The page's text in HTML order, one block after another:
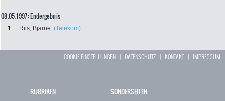
08.05.1997: Endergebnis
1. Riis, Bjarne (Telekom)
COOKIE EINSTELLUNGEN | DATENSCHUTZ | KONTAKT| IMPRESSUM
RUBRIKEN SONDERSEITEN